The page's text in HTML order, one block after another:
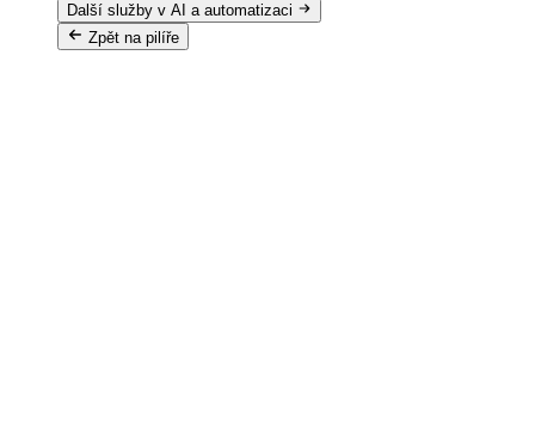
Další služby v AI a automatizaci
Zpět na pilíře